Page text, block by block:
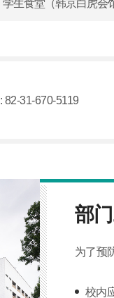
学生食堂（韩京白虎会
: 82-31-670-5119
部
为了预
校内